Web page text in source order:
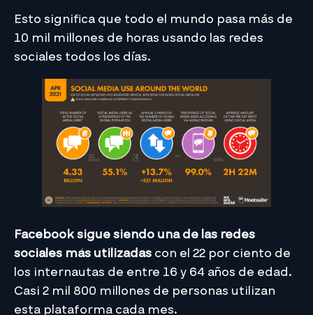
Esto significa que todo el mundo pasa más de
10 mil millones de horas usando las redes
sociales todos los días.
Facebooksigue siendo una de las redes
sociales más utilizadas con el 22 por ciento de
los internautas de entre 16 y 64 años de edad.
Casi 2 mil 800 millones de personas utilizan
esta plataforma cada mes.